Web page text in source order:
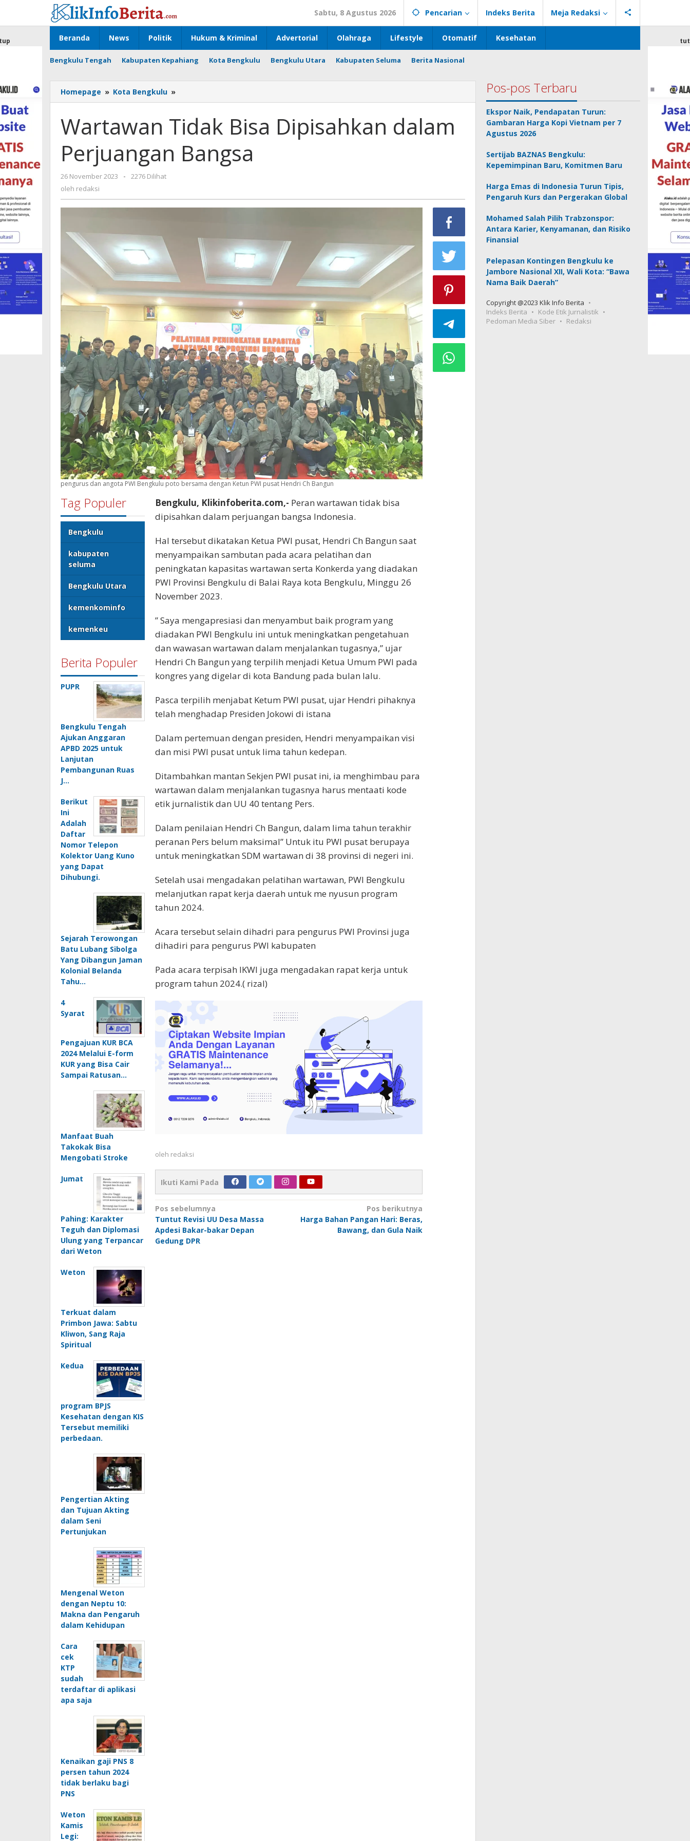
konten
Sabtu, 8 Agustus 2026 Pencarian Indeks Berita Meja Redaksi
Beranda News Politik Hukum & Kriminal Advertorial Olahraga Lifestyle Otomatif Kesehatan
Bengkulu Tengah Kabupaten Kepahiang Kota Bengkulu Bengkulu Utara Kabupaten Seluma Berita Nasional
Homepage » Kota Bengkulu »
Tidak
Dipisahkan
dalam
Perjuangan
Bangsa
Wartawan Tidak Bisa Dipisahkan dalam
Perjuangan Bangsa
26 November 2023
oleh
-
2276 Dilihat
oleh redaksi
pengurus dan angota PWI Bengkulu poto bersama dengan Ketun PWI pusat Hendri Ch Bangun
Tag Populer
Bengkulu
kabupaten
seluma
Bengkulu Utara
kemenkominfo
kemenkeu
Berita Populer
PUPR
Bengkulu Tengah
Ajukan Anggaran
APBD 2025 untuk
Lanjutan
Pembangunan Ruas
J…
Berikut
Ini
Adalah
Daftar
Nomor Telepon
Kolektor Uang Kuno
yang Dapat
Dihubungi.
Sejarah Terowongan
Batu Lubang Sibolga
Yang Dibangun Jaman
Kolonial Belanda
Tahu…
4
Syarat
Pengajuan KUR BCA
2024 Melalui E-form
KUR yang Bisa Cair
Sampai Ratusan…
Manfaat Buah
Takokak Bisa
Mengobati Stroke
Jumat
Pahing: Karakter
Teguh dan Diplomasi
Ulung yang Terpancar
dari Weton
Weton
Terkuat dalam
Primbon Jawa: Sabtu
Kliwon, Sang Raja
Spiritual
Kedua
program BPJS
Kesehatan dengan KIS
Tersebut memiliki
perbedaan.
Pengertian Akting
dan Tujuan Akting
dalam Seni
Pertunjukan
Mengenal Weton
dengan Neptu 10:
Makna dan Pengaruh
dalam Kehidupan
Cara
cek
KTP
sudah
terdaftar di aplikasi
apa saja
Kenaikan gaji PNS 8
persen tahun 2024
tidak berlaku bagi
PNS
Weton
Kamis
Legi:
Bengkulu, Klikinfoberita.com,- Peran wartawan tidak bisa
dipisahkan dalam perjuangan bangsa Indonesia.
Hal tersebut dikatakan Ketua PWI pusat, Hendri Ch Bangun saat
menyampaikan sambutan pada acara pelatihan dan
peningkatan kapasitas wartawan serta Konkerda yang diadakan
PWI Provinsi Bengkulu di Balai Raya kota Bengkulu, Minggu 26
November 2023.
” Saya mengapresiasi dan menyambut baik program yang
diadakan PWI Bengkulu ini untuk meningkatkan pengetahuan
dan wawasan wartawan dalam menjalankan tugasnya,” ujar
Hendri Ch Bangun yang terpilih menjadi Ketua Umum PWI pada
kongres yang digelar di kota Bandung pada bulan lalu.
Pasca terpilih menjabat Ketum PWI pusat, ujar Hendri pihaknya
telah menghadap Presiden Jokowi di istana
Dalam pertemuan dengan presiden, Hendri menyampaikan visi
dan misi PWI pusat untuk lima tahun kedepan.
Ditambahkan mantan Sekjen PWI pusat ini, ia menghimbau para
wartawan dalam menjalankan tugasnya harus mentaati kode
etik jurnalistik dan UU 40 tentang Pers.
Dalam penilaian Hendri Ch Bangun, dalam lima tahun terakhir
peranan Pers belum maksimal” Untuk itu PWI pusat berupaya
untuk meningkatkan SDM wartawan di 38 provinsi di negeri ini.
Setelah usai mengadakan pelatihan wartawan, PWI Bengkulu
melanjutkan rapat kerja daerah untuk me nyusun program
tahun 2024.
Acara tersebut selain dihadri para pengurus PWI Provinsi juga
dihadiri para pengurus PWI kabupaten
Pada acara terpisah IKWI juga mengadakan rapat kerja untuk
program tahun 2024.( rizal)
oleh redaksi
Ikuti Kami Pada
Navigasi
pos
Pos sebelumnya
Tuntut Revisi UU Desa Massa
Apdesi Bakar-bakar Depan
Gedung DPR
Pos berikutnya
Harga Bahan Pangan Hari: Beras,
Bawang, dan Gula Naik
Pos-pos Terbaru
Ekspor Naik, Pendapatan Turun:
Gambaran Harga Kopi Vietnam per 7
Agustus 2026
Sertijab BAZNAS Bengkulu:
Kepemimpinan Baru, Komitmen Baru
Harga Emas di Indonesia Turun Tipis,
Pengaruh Kurs dan Pergerakan Global
Mohamed Salah Pilih Trabzonspor:
Antara Karier, Kenyamanan, dan Risiko
Finansial
Pelepasan Kontingen Bengkulu ke
Jambore Nasional XII, Wali Kota: “Bawa
Nama Baik Daerah”
Copyright @2023 Klik Info Berita
Indeks Berita
Kode Etik Jurnalistik
Pedoman Media Siber
Redaksi